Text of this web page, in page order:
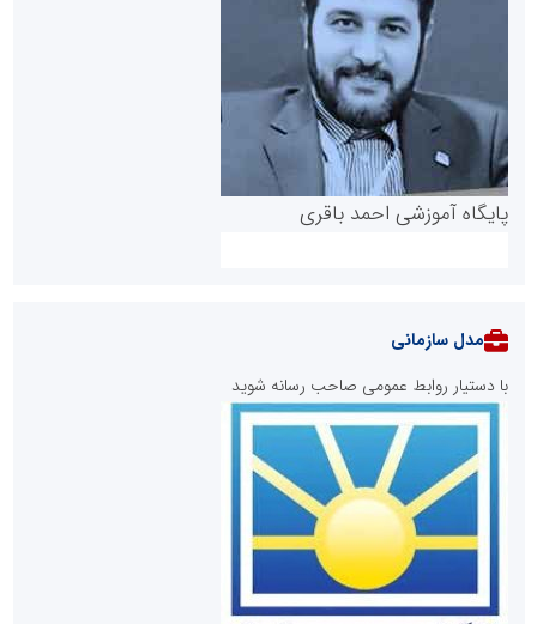
پایگاه آموزشی احمد باقری
روابط عمومی خبرگزاری گزارش خبر
مدل سازمانی
با دستیار روابط عمومی صاحب رسانه شوید